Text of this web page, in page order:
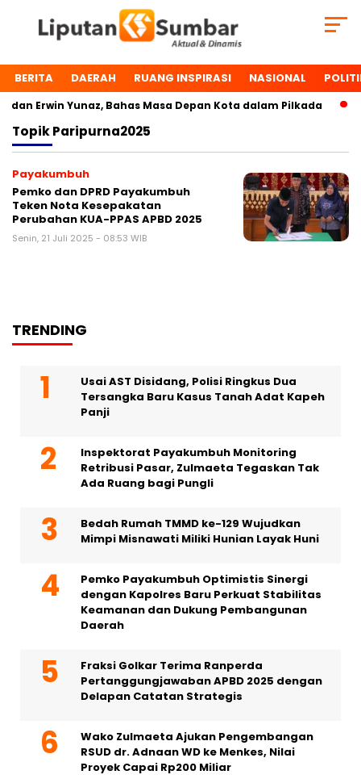
BERITA DAERAH RUANG INSPIRASI NASIONAL
Erwin Yunaz, Bahas Masa Depan Kota dalam Pilkada
TopikParipurna2025
Payakumbuh
Pemko dan DPRD Payakumbuh
Teken Nota Kesepakatan
Perubahan KUA-PPAS APBD 2025
Senin, 21 Juli 2025 - 08:53 WIB
TRENDING
Usai AST Disidang, Polisi Ringkus Dua
Tersangka Baru Kasus Tanah Adat Kapeh
Panji
Inspektorat Payakumbuh Monitoring
Retribusi Pasar, Zulmaeta Tegaskan Tak
Ada Ruang bagi Pungli
Bedah Rumah TMMD ke-129 Wujudkan
Mimpi Misnawati Miliki Hunian Layak Huni
Pemko Payakumbuh Optimistis Sinergi
dengan Kapolres Baru Perkuat Stabilitas
Keamanan dan Dukung Pembangunan
Daerah
Fraksi Golkar Terima Ranperda
Pertanggungjawaban APBD 2025 dengan
Delapan Catatan Strategis
Wako Zulmaeta Ajukan Pengembangan
RSUD dr. Adnaan WD ke Menkes, Nilai
Proyek Capai Rp200 Miliar